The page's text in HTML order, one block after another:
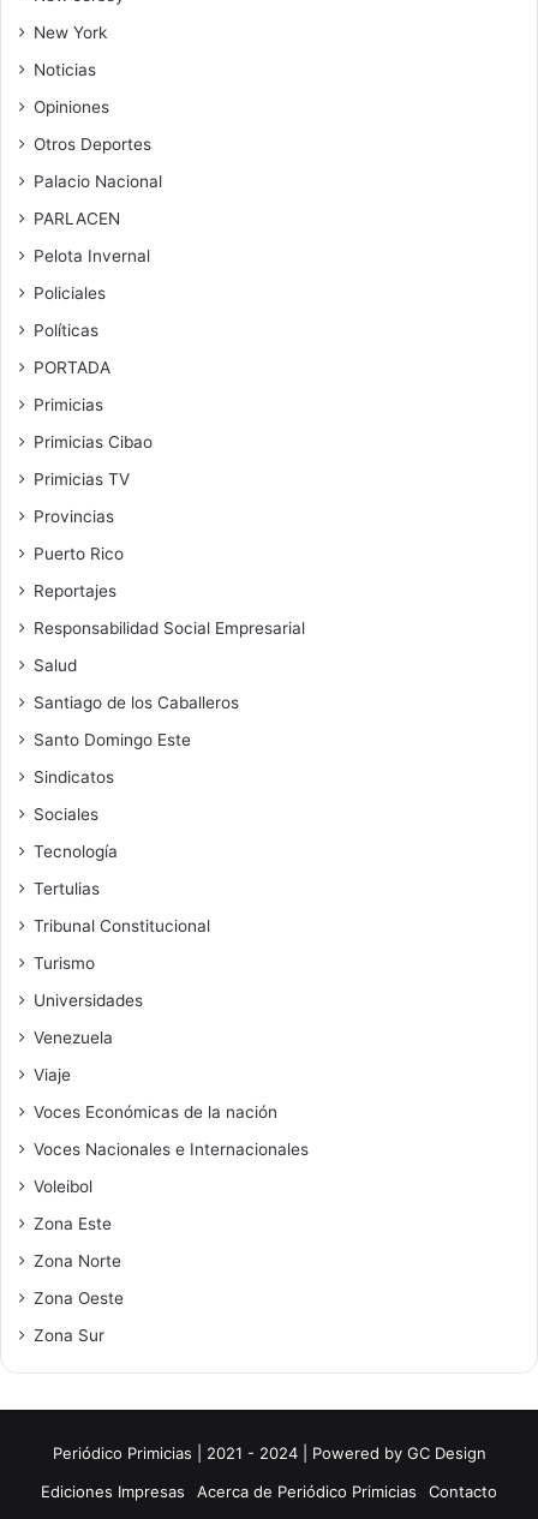
New York
Noticias
Opiniones
Otros Deportes
Palacio Nacional
PARLACEN
Pelota Invernal
Policiales
Políticas
PORTADA
Primicias
Primicias Cibao
Primicias TV
Provincias
Puerto Rico
Reportajes
Responsabilidad Social Empresarial
Salud
Santiago de los Caballeros
Santo Domingo Este
Sindicatos
Sociales
Tecnología
Tertulias
Tribunal Constitucional
Turismo
Universidades
Venezuela
Viaje
Voces Económicas de la nación
Voces Nacionales e Internacionales
Voleibol
Zona Este
Zona Norte
Zona Oeste
Zona Sur
Periódico Primicias | 2021 - 2024 | Powered by GC Design
Ediciones Impresas
Acerca de Periódico Primicias Contacto